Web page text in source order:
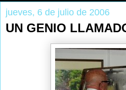
jueves, 6 de julio de 2006
UN GENIO